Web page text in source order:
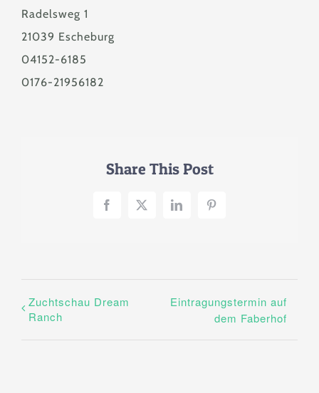
Radelsweg 1
21039 Escheburg
04152-6185
0176-21956182
Share This Post
Facebook
X LinkedInPinterest
Zuchtschau Dream
Ranch
Eintragungstermin auf
dem Faberhof